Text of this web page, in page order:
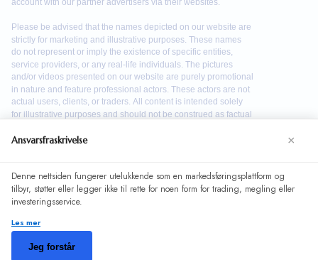
2026bitql. Alle rettigheter forbeholdt.
We use cookies to enhance your browsing experience. By
continuing to use our website, you agree to our use of
Accept
Ansvarsfraskrivelse ×
Denne nettsiden fungerer utelukkende som en markedsføringsplattform og
tilbyr, støtter eller legger ikke til rette for noen form for trading, megling eller
investeringsservice.
Les mer
Jeg forstår